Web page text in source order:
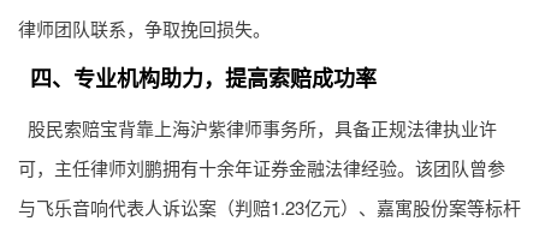
律师团队联系，争取挽回损失。
四、专业机构助力，提高索赔成功率
股民索赔宝背靠上海沪紫律师事务所，具备正规法律执业许
可，主任律师刘鹏拥有十余年证券金融法律经验。该团队曾参
与飞乐音响代表人诉讼案（判赔1.23亿元）、嘉寓股份案等标杆